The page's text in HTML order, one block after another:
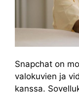
Snapchat on
valokuvien ja
kanssa.